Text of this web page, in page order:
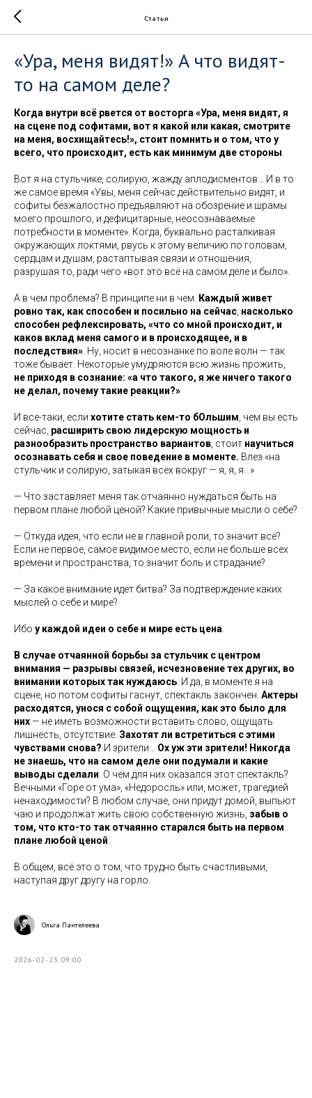
Статьи
«Ура, меня видят!» А что видят-
то на самом деле?
Когда внутри всё рвется от восторга «Ура, меня видят, я
на сцене под софитами, вот я какой или какая, смотрите
на меня, восхищайтесь!», стоит помнить и о том, что у
всего, что происходит, есть как минимум две стороны
Вот я на стульчике, солирую, жажду аплодисментов… И в то
же самое время «Увы, меня сейчас действительно видят, и
софиты безжалостно предъявляют на обозрение и шрамы
моего прошлого, и дефицитарные, неосознаваемые
потребности в моменте». Когда, буквально расталкивая
окружающих локтями, рвусь к этому величию по головам,
сердцам и душам, растаптывая связи и отношения,
разрушая то, ради чего «вот это всё на самом деле и было».
А в чем проблема? В принципе ни в чем.
Каждый живет
ровно так, как способен и посильно на сейчас насколько
способен рефлексировать, «что со мной происходит, и
каков вклад меня самого и в происходящее, и в
последствия» . Ну, носит в несознанке по воле волн — так
тоже бывает. Некоторые умудряются всю жизнь прожить,
не приходя в сознание: «а что такого, я же ничего такого
не делал, почему такие реакции?»
И все-таки, если хотите стать кем-то бОльшим , чем вы есть
сейчас, расширить свою лидерскую мощность и
разнообразить пространство вариантов , стоит научиться
осознавать себя и свое поведение в моменте. Влез «на
стульчик и солирую, затыкая всех вокруг — я, я, я…»
— Что заставляет меня так отчаянно нуждаться быть на
первом плане любой ценой? Какие привычные мысли о себе?
— Откуда идея, что если не в главной роли, то значит всё?
Если не первое, самое видимое место, если не больше всех
времени и пространства, то значит боль и страдание?
— За какое внимание идет битва? За подтверждение каких
мыслей о себе и мире?
Ибо у каждой идеи о себе и мире есть цена
В случае отчаянной борьбы за стульчик с центром
внимания — разрывы связей, исчезновение тех других, во
внимании которых так нуждаюсь . И да, в моменте я на
сцене, но потом софиты гаснут, спектакль закончен. Актеры
расходятся, унося с собой ощущения, как это было для
них— не иметь возможности вставить слово, ощущать
лишнесть, отсутствие. Захотят ли встретиться с этими
чувствами снова? И зрители… Ох уж эти зрители! Никогда
не знаешь, что на самом деле они подумали и какие
выводы сделали . О чем для них оказался этот спектакль?
Вечными «Горе от ума», «Недоросль» или, может, трагедией
ненаходимости? В любом случае, они придут домой, выпьют
чаю и продолжат жить свою собственную жизнь, забыв о
том, что кто-то так отчаянно старался быть на первом
плане любой ценой
В общем, всё это о том, что трудно быть счастливыми,
наступая друг другу на горло.
Ольга Пантелеева
2026-02-23 09:00